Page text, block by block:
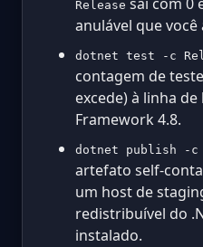
Release
anulável que você
dotnet test -c
contagem de
excede) à linha de
Framework 4.8.
dotnet publish -c
artefato self-
um host de
redistribuível do
instalado.